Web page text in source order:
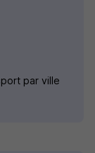
par ville